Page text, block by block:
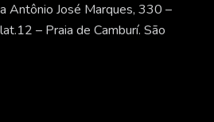
Antônio José Marques, 330 –
– Praia de Camburí. São